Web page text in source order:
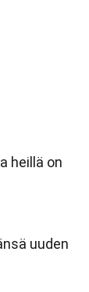
heillä on
uuden